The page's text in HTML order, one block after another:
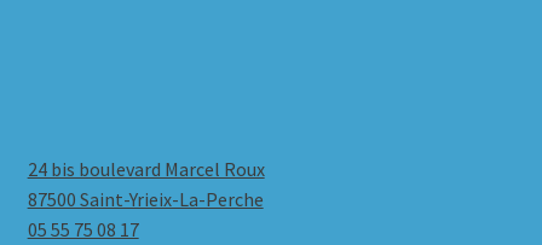
24 bis boulevard Marcel Roux
87500 Saint-Yrieix-La-Perche
05 55 75 08 17